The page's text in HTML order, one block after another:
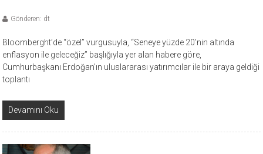
Gönderen: dt
Bloomberght’de “özel” vurgusuyla, “Seneye yüzde 20’nin altında
enflasyon ile geleceğiz” başlığıyla yer alan habere göre,
Cumhurbaşkanı Erdoğan’ın uluslararası yatırımcılar ile bir araya geldiği
toplantı
Devamını Oku